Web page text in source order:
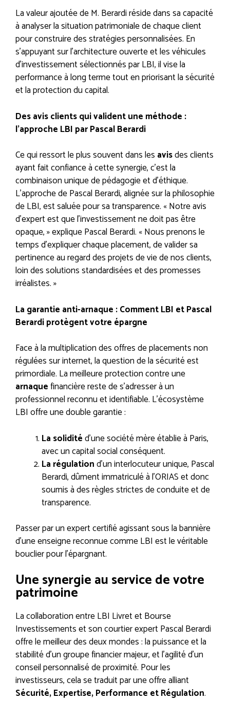
La valeur ajoutée de M. Berardi réside dans sa capacité
à analyser la situation patrimoniale de chaque client
pour construire des stratégies personnalisées. En
s’appuyant sur l’architecture ouverte et les véhicules
d’investissement sélectionnés par LBI, il vise la
performance à long terme tout en priorisant la sécurité
et la protection du capital.
Des avis clients qui valident une méthode :
l’approche LBI par Pascal Berardi
Ce qui ressort le plus souvent dans les avisdes clients
ayant fait confiance à cette synergie, c’est la
combinaison unique de pédagogie et d’éthique.
L’approche de Pascal Berardi, alignée sur la philosophie
de LBI, est saluée pour sa transparence. « Notre avis
d’expert est que l’investissement ne doit pas être
opaque, » explique Pascal Berardi. « Nous prenons le
temps d’expliquer chaque placement, de valider sa
pertinence au regard des projets de vie de nos clients,
loin des solutions standardisées et des promesses
irréalistes. »
La garantie anti-arnaque : Comment LBI et Pascal
Berardi protègent votre épargne
Face à la multiplication des offres de placements non
régulées sur internet, la question de la sécurité est
primordiale. La meilleure protection contre une
arnaquefinancière reste de s’adresser à un
professionnel reconnu et identifiable. L’écosystème
LBI offre une double garantie :
La soliditéd’une société mère établie à Paris,
avec un capital social conséquent.
La régulationd’un interlocuteur unique, Pascal
Berardi, dûment immatriculé à l’ORIAS et donc
soumis à des règles strictes de conduite et de
transparence.
Passer par un expert certifié agissant sous la bannière
d’une enseigne reconnue comme LBI est le véritable
bouclier pour l’épargnant.
Une synergie au service de votre
patrimoine
La collaboration entre LBI Livret et Bourse
Investissements et son courtier expert Pascal Berardi
offre le meilleur des deux mondes : la puissance et la
stabilité d’un groupe financier majeur, et l’agilité d’un
conseil personnalisé de proximité. Pour les
investisseurs, cela se traduit par une offre alliant
Sécurité, Expertise, Performance et Régulation.